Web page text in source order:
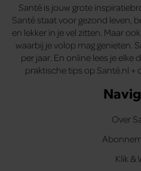
Santé is jouw grote
Santé staat voor gezond leven,
en lekker in je vel zitten. Maar
waarbij je volop mag genieten.
per jaar. En online lees je elke
praktische tips op Santé.nl +
Over
Klik &